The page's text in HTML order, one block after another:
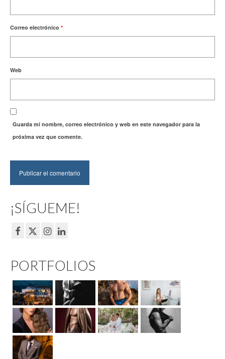
Correo electrónico *
Web
Guarda mi nombre, correo electrónico y web en este navegador para la
próxima vez que comente.
¡SÍGUEME!
PORTFOLIOS